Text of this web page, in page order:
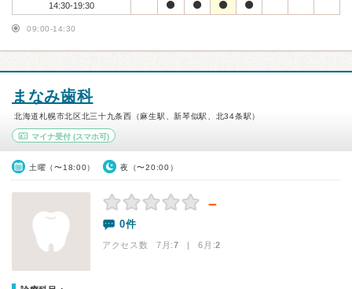
14:30-19:30
09:00-14:30
まなみ歯科
北海道札幌市北区北三十九条西（麻生駅、新琴似駅、北34条駅）
マイナ受付 (スマホ可)
土曜（〜18:00） 夜（〜20:00）
－
0件
アクセス数 7月:7 | 6月:2